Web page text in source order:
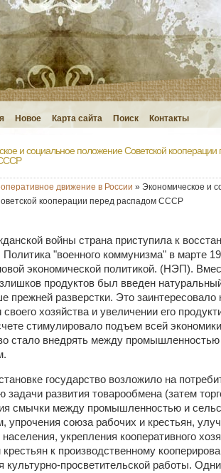
Новое Карта сайта Поиск Контакты
и социальное положение Советской кооперации
движение в России » Экономическое и
кооперации перед распадом СССР
войны страна приступила к
Политика "военного коммунизма" в марте
экономической политикой. (НЭП).
продуктов был введен
прежней разверстки. Это заинтересовало
хозяйства и увеличении его
стимулировало подъем всей
стало внедрять между
государство возложило на
задачи развития товарообмена (затем
смычки между промышленностью и
упрочения союза рабочих и крестьян,
укрепления кооперативного
крестьян к производственному
культурно-просветительской работы.